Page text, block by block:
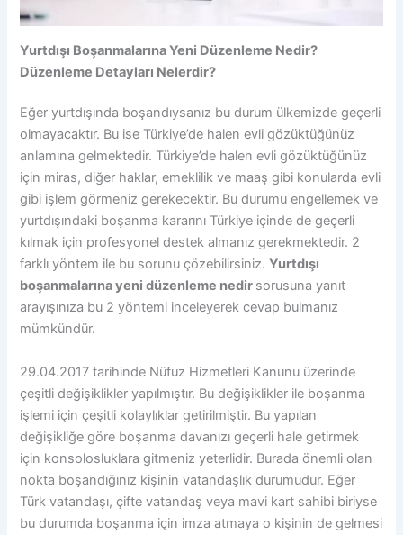
Yurtdışı Boşanmalarına Yeni Düzenleme Nedir?
Düzenleme Detayları Nelerdir?
Eğer yurtdışında boşandıysanız bu durum ülkemizde geçerli
olmayacaktır. Bu ise Türkiye’de halen evli gözüktüğünüz
anlamına gelmektedir. Türkiye’de halen evli gözüktüğünüz
için miras, diğer haklar, emeklilik ve maaş gibi konularda evli
gibi işlem görmeniz gerekecektir. Bu durumu engellemek ve
yurtdışındaki boşanma kararını Türkiye içinde de geçerli
kılmak için profesyonel destek almanız gerekmektedir. 2
farklı yöntem ile bu sorunu çözebilirsiniz.Yurtdışı
boşanmalarına yeni düzenleme nedir sorusuna yanıt
arayışınıza bu 2 yöntemi inceleyerek cevap bulmanız
mümkündür.
29.04.2017 tarihinde Nüfuz Hizmetleri Kanunu üzerinde
çeşitli değişiklikler yapılmıştır. Bu değişiklikler ile boşanma
işlemi için çeşitli kolaylıklar getirilmiştir. Bu yapılan
değişikliğe göre boşanma davanızı geçerli hale getirmek
için konsolosluklara gitmeniz yeterlidir. Burada önemli olan
nokta boşandığınız kişinin vatandaşlık durumudur. Eğer
Türk vatandaşı, çifte vatandaş veya mavi kart sahibi biriyse
bu durumda boşanma için imza atmaya o kişinin de gelmesi